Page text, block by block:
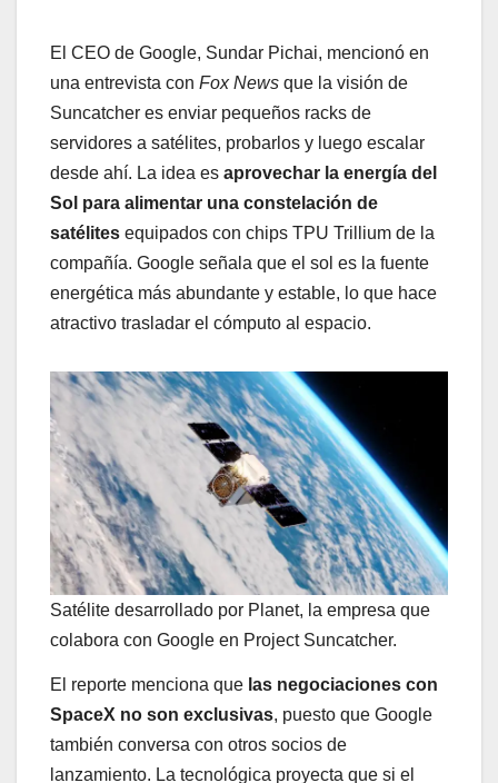
El CEO de Google, Sundar Pichai, mencionó en
una entrevista con Fox News que la visión de
Suncatcher es enviar pequeños racks de
servidores a satélites, probarlos y luego escalar
desde ahí. La idea es aprovechar la energía del
Sol para alimentar una constelación de
satélites equipados con chips TPU Trillium de la
compañía. Google señala que el sol es la fuente
energética más abundante y estable, lo que hace
atractivo trasladar el cómputo al espacio.
Satélite desarrollado por Planet, la empresa que
colabora con Google en Project Suncatcher.
El reporte menciona que las negociaciones con
SpaceX no son exclusivas, puesto que Google
también conversa con otros socios de
lanzamiento. La tecnológica proyecta que si el